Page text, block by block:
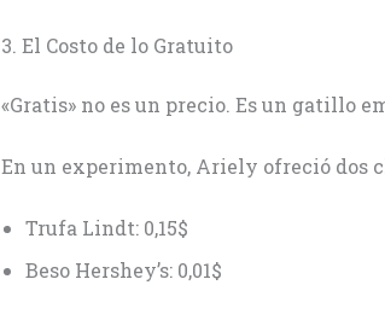
3. El Costo de lo Gratuito
«Gratis» no es un precio. Es un gatillo
En un experimento, Ariely ofreció dos
Trufa Lindt: 0,15$
Beso Hershey’s: 0,01$